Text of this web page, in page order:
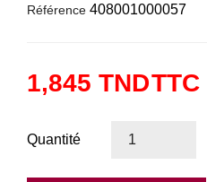
Référence 408001000057
1,845 TNDTTC
Quantité